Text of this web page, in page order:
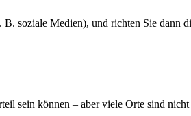
soziale Medien), und richten Sie dann
sein können – aber viele Orte sind